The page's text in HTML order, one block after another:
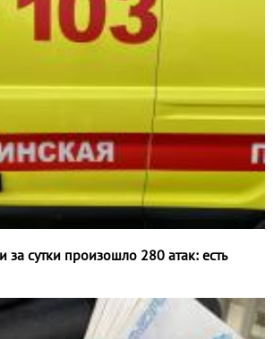
за сутки произошло 280 атак: есть